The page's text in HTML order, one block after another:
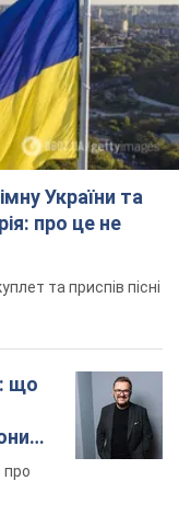
України та
про це не
та приспів пісні
що
про